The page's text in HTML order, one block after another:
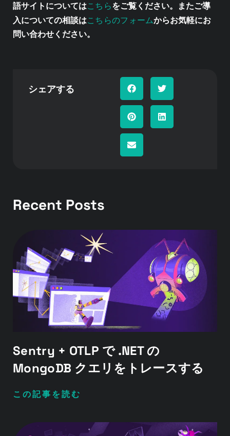
語サイトについてはこちらをご覧ください。またご導
入についての相談はこちらのフォームからお気軽にお
問い合わせください。
シェアする
Recent Posts
Sentry + OTLP で .NET の
MongoDB クエリをトレースする
この記事を読む